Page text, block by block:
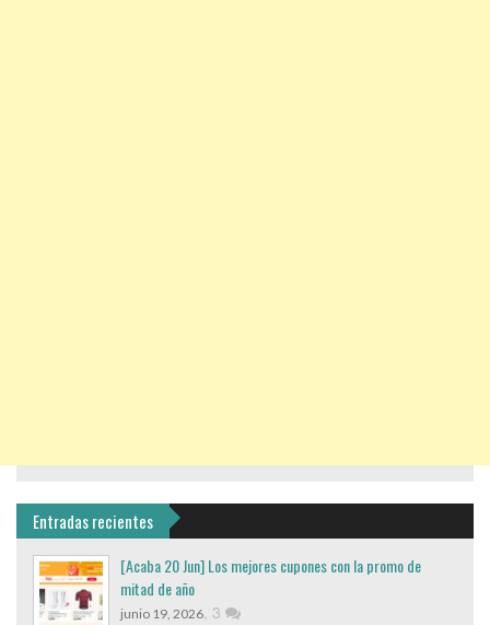
Entradas recientes
[Acaba 20 Jun] Los mejores cupones con la promo de
mitad de año
junio 19, 2026, 3